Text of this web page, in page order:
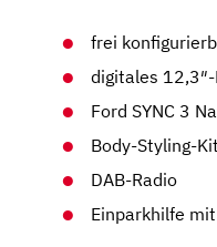
frei
digitales
Ford SYNC 3
Body-Styling-
DAB-Radio
Einparkhilfe